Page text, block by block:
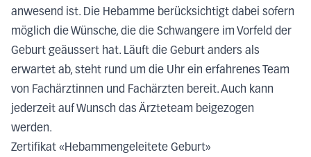
anwesend ist. Die Hebamme berücksichtigt dabei sofern
möglich die Wünsche, die die Schwangere im Vorfeld der
Geburt geäussert hat. Läuft die Geburt anders als
erwartet ab, steht rund um die Uhr ein erfahrenes Team
von Fachärztinnen und Fachärzten bereit. Auch kann
jederzeit auf Wunsch das Ärzteteam beigezogen
werden.
Zertifikat «Hebammengeleitete Geburt»